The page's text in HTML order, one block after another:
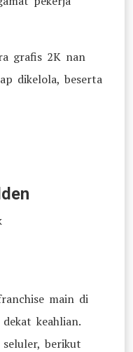
grafis 2K nan
dikelola, beserta
main di
keahlian.
berikut